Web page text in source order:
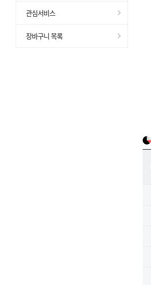
관심서비스
장바구니 목록